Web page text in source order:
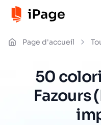
Page d'accueil
50
Fazours